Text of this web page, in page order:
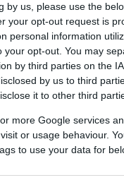
by us, please use the
your opt-out request is
personal information
opt-out. You may
by third parties on the
by us to third
it to other third
more Google services
or usage behaviour.
to use your data for